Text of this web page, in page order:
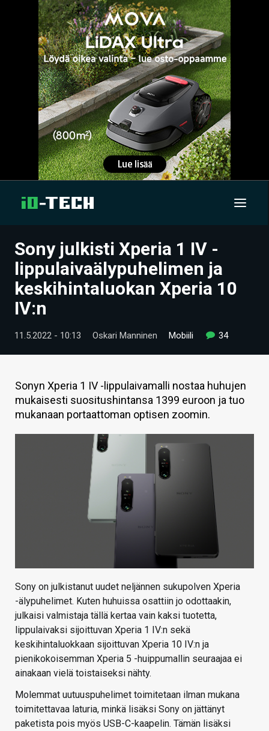
UUTISET
ARTIKKELIT
VIDEOT
TECHBBS
HINTA.FI
KAUPPA
VAIHDA TEEMA
Sony julkisti Xperia 1 IV -
lippulaivaälypuhelimen ja
keskihintaluokan Xperia 10
IV:n
11.5.2022 - 10:13 Oskari Manninen Mobiili 34
Sonyn Xperia 1 IV -lippulaivamalli nostaa huhujen
mukaisesti suositushintansa 1399 euroon ja tuo
mukanaan portaattoman optisen zoomin.
Sony on julkistanut uudet neljännen sukupolven Xperia
-älypuhelimet. Kuten huhuissa osattiin jo odottaakin,
julkaisi valmistaja tällä kertaa vain kaksi tuotetta,
lippulaivaksi sijoittuvan Xperia 1 IV:n sekä
keskihintaluokkaan sijoittuvan Xperia 10 IV:n ja
pienikokoisemman Xperia 5 -huippumallin seuraajaa ei
ainakaan vielä toistaiseksi nähty.
Molemmat uutuuspuhelimet toimitetaan ilman mukana
toimitettavaa laturia, minkä lisäksi Sony on jättänyt
paketista pois myös USB-C-kaapelin. Tämän lisäksi